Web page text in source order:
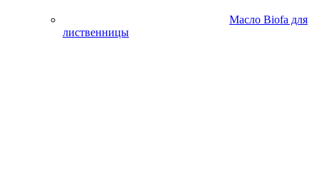
Масло Biofa для
лиственницы